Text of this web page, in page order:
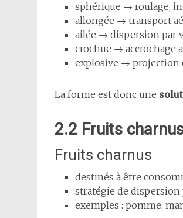
sphérique → roulage,
allongée → transport
ailée → dispersion par
crochue → accrochage
explosive → projection
La forme est donc une
2.2 Fruits
Fruits charnus
destinés à être
stratégie de dispersion
exemples : pomme,